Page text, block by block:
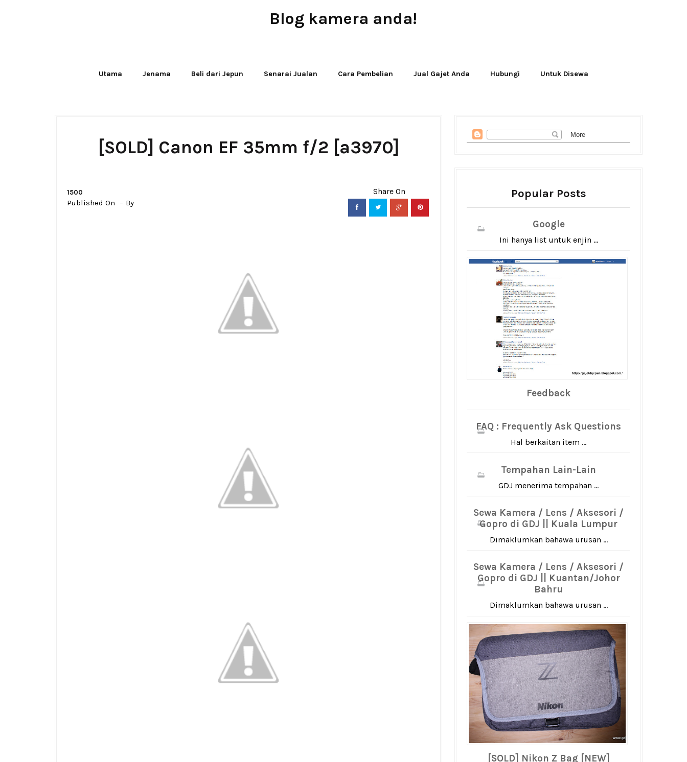
Blog kamera anda!
Utama Jenama Beli dari Jepun Senarai Jualan Cara Pembelian Jual Gajet Anda Hubungi Untuk Disewa
[SOLD] Canon EF 35mm f/2 [a3970]
1500
Published On By
Popular Posts
Google
Ini hanya list untuk enjin ...
Feedback
FAQ : Frequently Ask Questions
Hal berkaitan item ...
Tempahan Lain-Lain
GDJ menerima tempahan ...
Sewa Kamera / Lens / Aksesori /
Gopro di GDJ || Kuala Lumpur
Dimaklumkan bahawa urusan ...
Sewa Kamera / Lens / Aksesori /
Gopro di GDJ || Kuantan/Johor
Bahru
Dimaklumkan bahawa urusan ...
[SOLD] Nikon Z Bag [NEW]